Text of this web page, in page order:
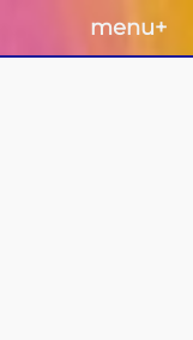
menu+